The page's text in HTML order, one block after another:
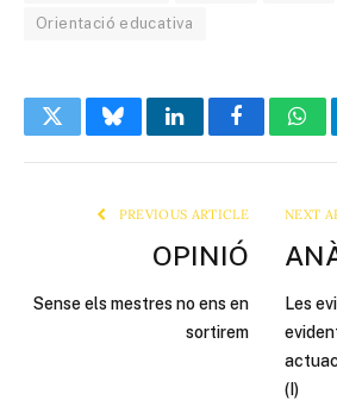
Orientació educativa
TwitterBlueskyLinkedInFacebook
PREVIOUS ARTICLE
OPINIÓ
Sense els mestres no ens en
sortirem
NEXT
Les
(I)